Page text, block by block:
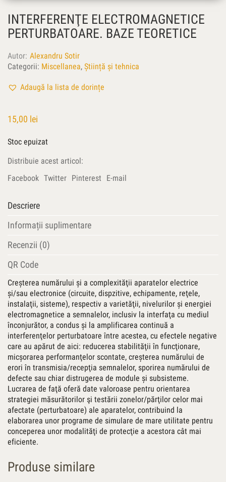
INTERFERENŢE ELECTROMAGNETICE
PERTURBATOARE. BAZE TEORETICE
Autor Alexandru Sotir
Categorii: Miscellanea, Știință și tehnica
Adaugă la lista de dorințe
15,00 lei
Stoc epuizat
Distribuie acest articol:
Facebook Twitter Pinterest E-mail
Descriere
Informații suplimentare
Recenzii (0)
QR Code
Creşterea numărului şi a complexităţii aparatelor electrice
şi/sau electronice (circuite, dispzitive, echipamente, reţele,
instalaţii, sisteme), respectiv a varietăţii, nivelurilor şi energiei
electromagnetice a semnalelor, inclusiv la interfaţa cu mediul
înconjurător, a condus şi la amplificarea continuă a
interferenţelor perturbatoare între acestea, cu efectele negative
care au apărut de aici: reducerea stabilităţii în funcţionare,
micşorarea performanţelor scontate, creşterea numărului de
erori în transmisia/recepţia semnalelor, sporirea numărului de
defecte sau chiar distrugerea de module şi subsisteme.
Lucrarea de faţă oferă date valoroase pentru orientarea
strategiei măsurătorilor şi testării zonelor/părţilor celor mai
afectate (perturbatoare) ale aparatelor, contribuind la
elaborarea unor programe de simulare de mare utilitate pentru
conceperea unor modalităţi de protecţie a acestora cât mai
eficiente.
Produse similare